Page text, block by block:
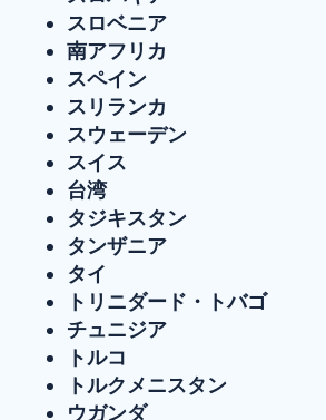
スロベニア
南アフリカ
スペイン
スリランカ
スウェーデン
スイス
台湾
タジキスタン
タンザニア
タイ
トリニダード・トバゴ
チュニジア
トルコ
トルクメニスタン
ウガンダ